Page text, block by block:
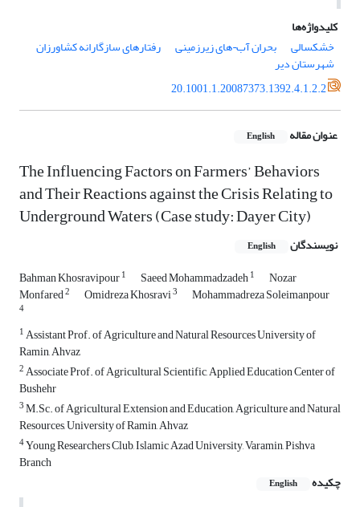
کلیدواژه‌ها
خشکسالی
بحران آب¬های زیرزمینی رفتارهای سازگارانه کشاورزان
شهرستان دیر
20.1001.1.20087373.1392.4.1.2.2
عنوان مقاله English
The Influencing Factors on Farmers’ Behaviors
and Their Reactions against the Crisis Relating to
Underground Waters (Case study: Dayer City)
نویسندگان English
Bahman Khosravipour1 Saeed Mohammadzadeh1 Nozar
Monfared2 Omidreza Khosravi3 Mohammadreza Soleimanpour
4
1Assistant Prof. of Agriculture and Natural Resources University of
Ramin, Ahvaz
2Associate Prof. of Agricultural Scientific, Applied Education Center of
Bushehr
3M.Sc. of Agricultural Extension and Education, Agriculture and Natural
Resources, University of Ramin, Ahvaz
4Young Researchers Club, Islamic Azad University, Varamin, Pishva
Branch
چکیده
English